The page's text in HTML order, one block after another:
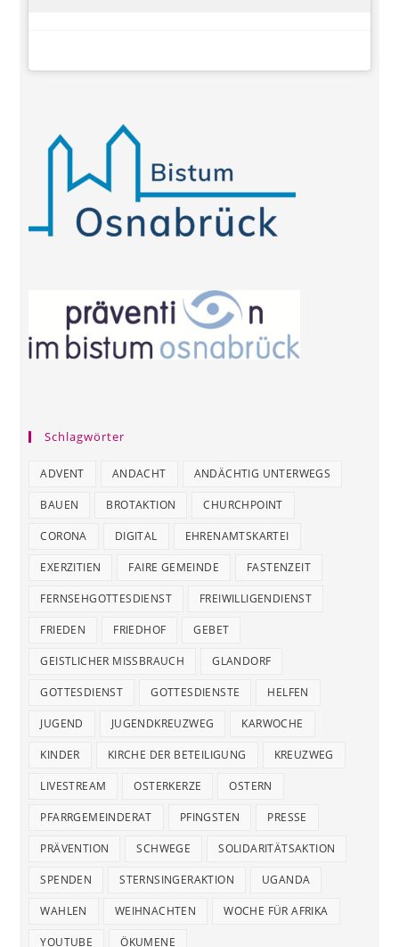
Schlagwörter
ADVENT ANDACHT ANDÄCHTIG UNTERWEGS
BAUEN BROTAKTION CHURCHPOINT
CORONA DIGITAL EHRENAMTSKARTEI
EXERZITIEN FAIRE GEMEINDE FASTENZEIT
FERNSEHGOTTESDIENST FREIWILLIGENDIENST
FRIEDEN FRIEDHOF GEBET
GEISTLICHER MISSBRAUCH GLANDORF
GOTTESDIENST GOTTESDIENSTE HELFEN
JUGEND JUGENDKREUZWEG KARWOCHE
KINDER KIRCHE DER BETEILIGUNG KREUZWEG
LIVESTREAM OSTERKERZE OSTERN
PFARRGEMEINDERAT PFINGSTEN PRESSE
PRÄVENTION SCHWEGE SOLIDARITÄTSAKTION
SPENDEN STERNSINGERAKTION UGANDA
WAHLEN WEIHNACHTEN WOCHE FÜR AFRIKA
YOUTUBE ÖKUMENE